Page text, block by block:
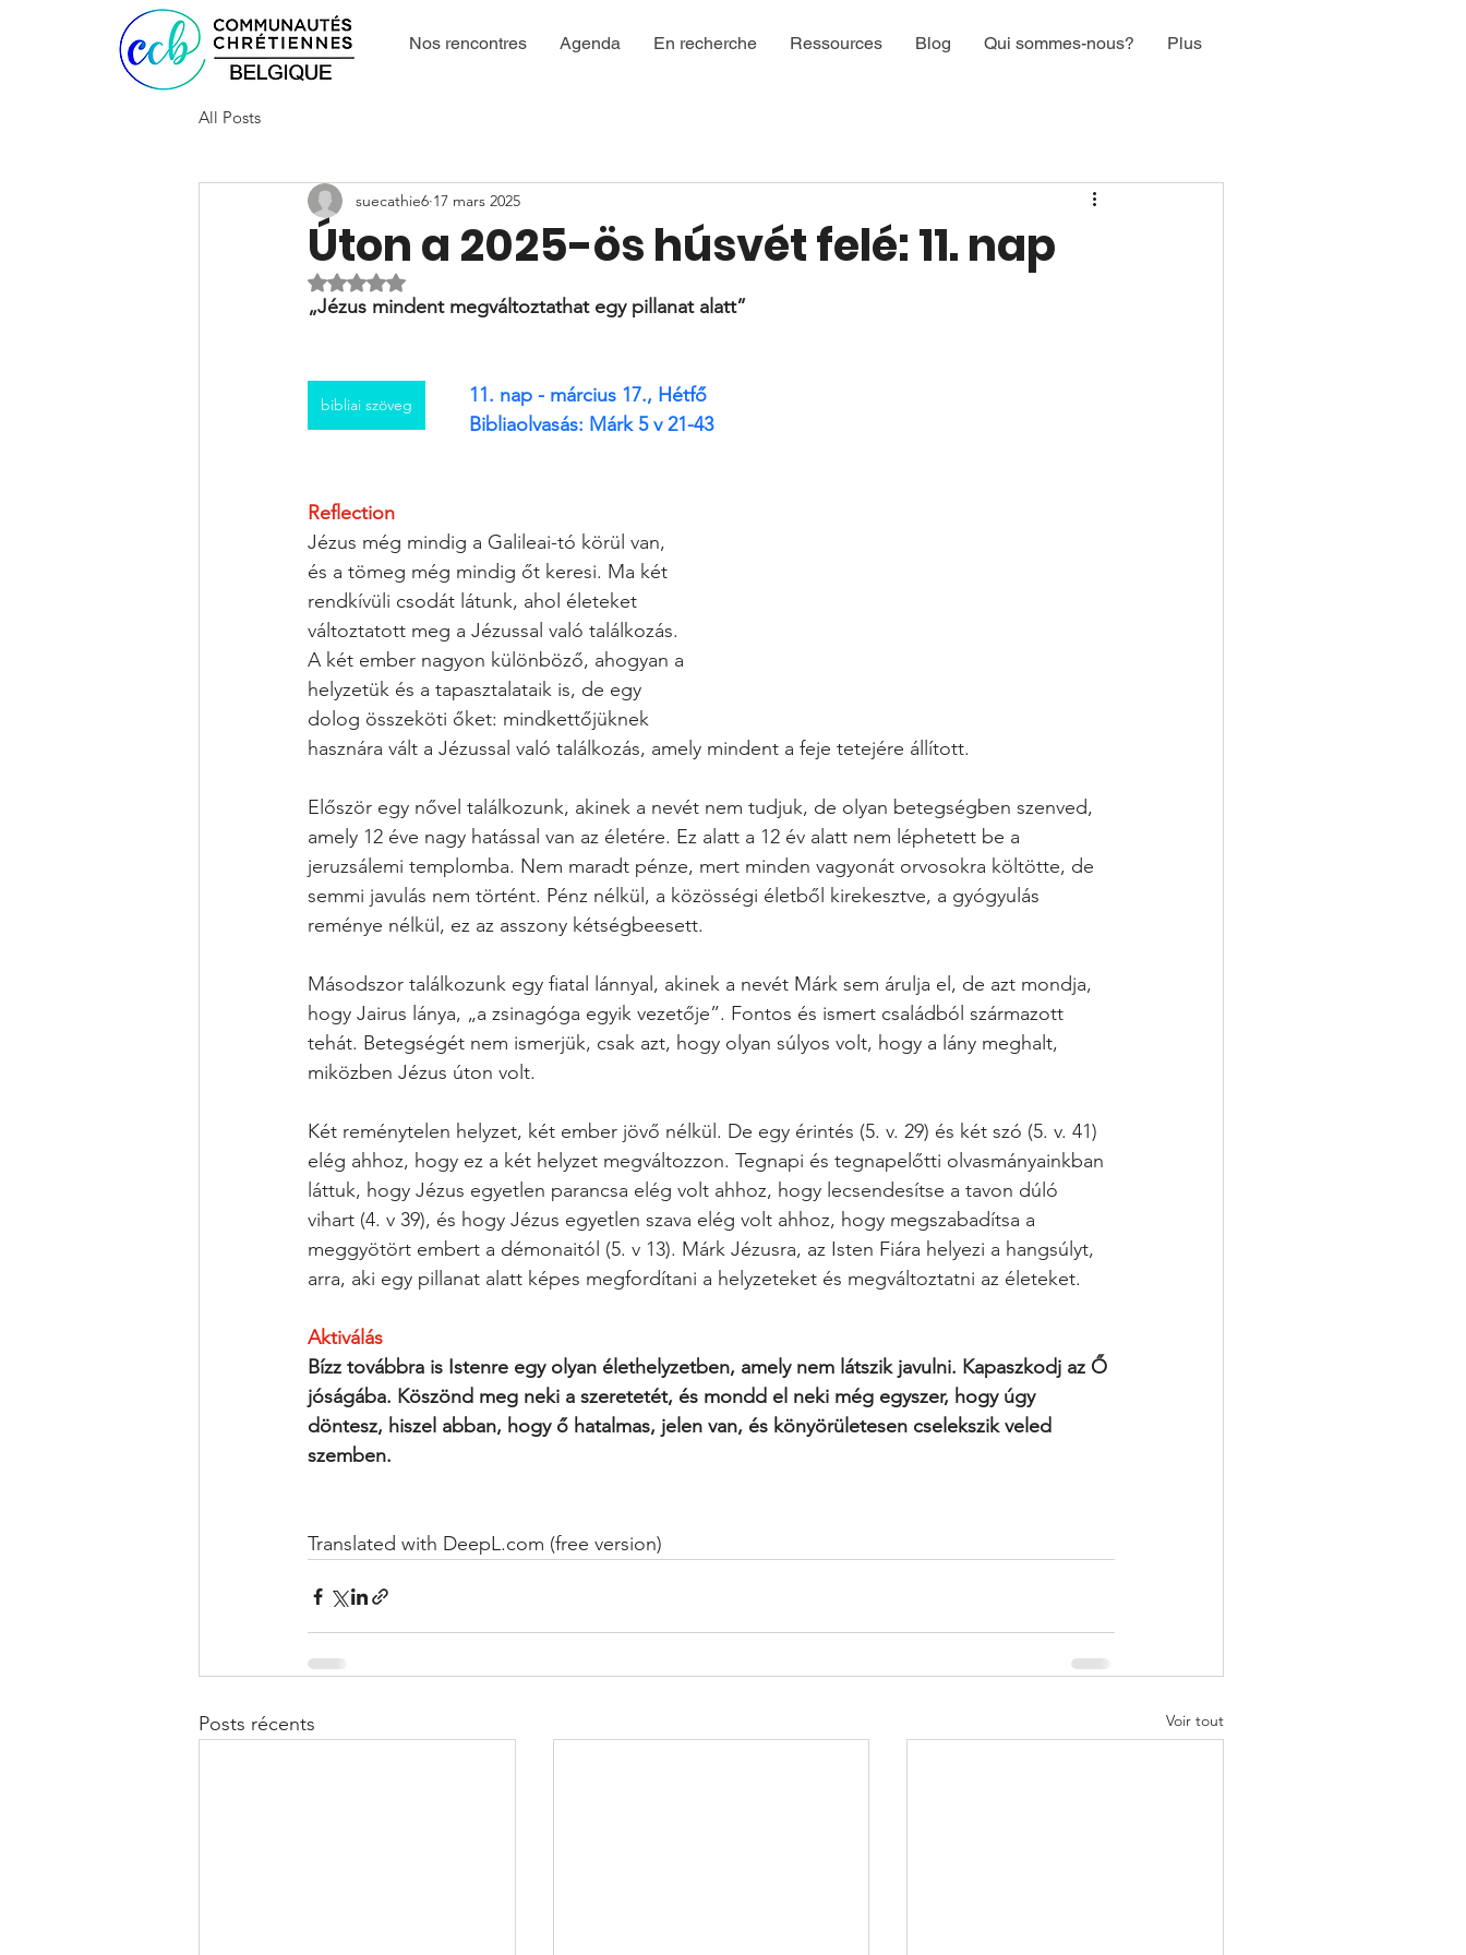
Nos rencontres Agenda En recherche Ressources Blog Qui sommes-nous? Plus
All Posts
Úton a 2025-ös húsvét felé: 11. nap
suecathie6 17 mars 2025
Noté NaN étoiles sur 5.
„Jézus mindent megváltoztathat egy pillanat alatt”
bibliai szöveg
11. nap - március 17., Hétfő
Bibliaolvasás: Márk 5 v 21-43
Reflection
Jézus még mindig a Galileai-tó körül van,
és a tömeg még mindig őt keresi. Ma két
rendkívüli csodát látunk, ahol életeket
változtatott meg a Jézussal való találkozás.
A két ember nagyon különböző, ahogyan a
helyzetük és a tapasztalataik is, de egy
dolog összeköti őket: mindkettőjüknek
hasznára vált a Jézussal való találkozás, amely mindent a feje tetejére állított.
Először egy nővel találkozunk, akinek a nevét nem tudjuk, de olyan betegségben szenved,
amely 12 éve nagy hatással van az életére. Ez alatt a 12 év alatt nem léphetett be a
jeruzsálemi templomba. Nem maradt pénze, mert minden vagyonát orvosokra költötte, de
semmi javulás nem történt. Pénz nélkül, a közösségi életből kirekesztve, a gyógyulás
reménye nélkül, ez az asszony kétségbeesett.
Másodszor találkozunk egy fiatal lánnyal, akinek a nevét Márk sem árulja el, de azt mondja,
hogy Jairus lánya, „a zsinagóga egyik vezetője”. Fontos és ismert családból származott
tehát. Betegségét nem ismerjük, csak azt, hogy olyan súlyos volt, hogy a lány meghalt,
miközben Jézus úton volt.
Két reménytelen helyzet, két ember jövő nélkül. De egy érintés (5. v. 29) és két szó (5. v. 41)
elég ahhoz, hogy ez a két helyzet megváltozzon. Tegnapi és tegnapelőtti olvasmányainkban
láttuk, hogy Jézus egyetlen parancsa elég volt ahhoz, hogy lecsendesítse a tavon dúló
vihart (4. v 39), és hogy Jézus egyetlen szava elég volt ahhoz, hogy megszabadítsa a
meggyötört embert a démonaitól (5. v 13). Márk Jézusra, az Isten Fiára helyezi a hangsúlyt,
arra, aki egy pillanat alatt képes megfordítani a helyzeteket és megváltoztatni az életeket.
Aktiválás
Bízz továbbra is Istenre egy olyan élethelyzetben, amely nem látszik javulni. Kapaszkodj az Ő
jóságába. Köszönd meg neki a szeretetét, és mondd el neki még egyszer, hogy úgy
döntesz, hiszel abban, hogy ő hatalmas, jelen van, és könyörületesen cselekszik veled
szemben.
Translated with DeepL.com (free version)
Posts récents Voir tout